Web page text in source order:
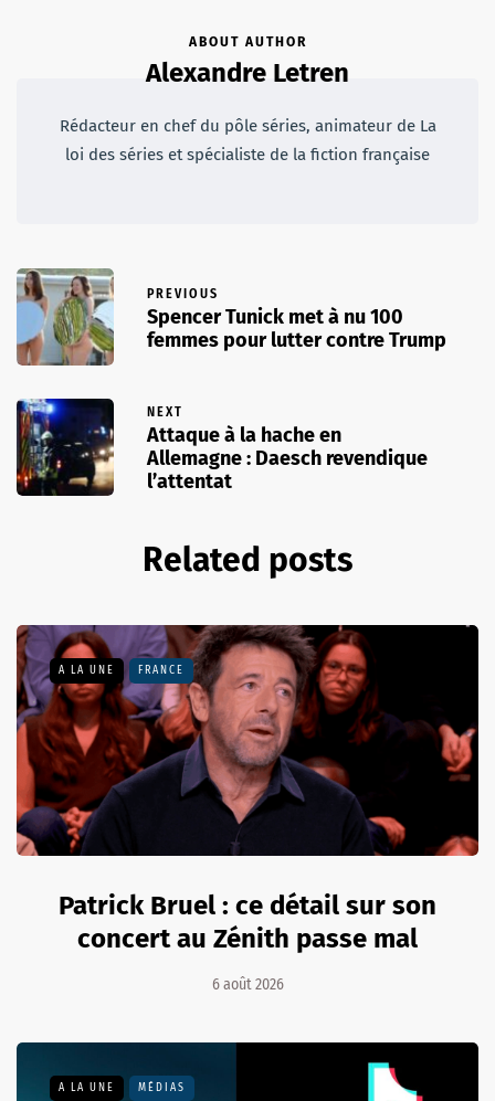
ABOUT AUTHOR
Alexandre Letren
Rédacteur en chef du pôle séries, animateur de La
loi des séries et spécialiste de la fiction française
PREVIOUS
Spencer Tunick met à nu 100
femmes pour lutter contre Trump
NEXT
Attaque à la hache en
Allemagne : Daesch revendique
l’attentat
Related posts
A LA UNE FRANCE
Patrick Bruel : ce détail sur son
concert au Zénith passe mal
6 août 2026
A LA UNE MÉDIAS